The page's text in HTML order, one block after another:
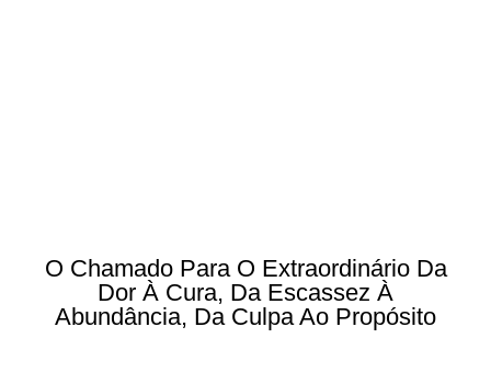
O Chamado Para O Extraordinário Da
Dor À Cura, Da Escassez À
Abundância, Da Culpa Ao Propósito